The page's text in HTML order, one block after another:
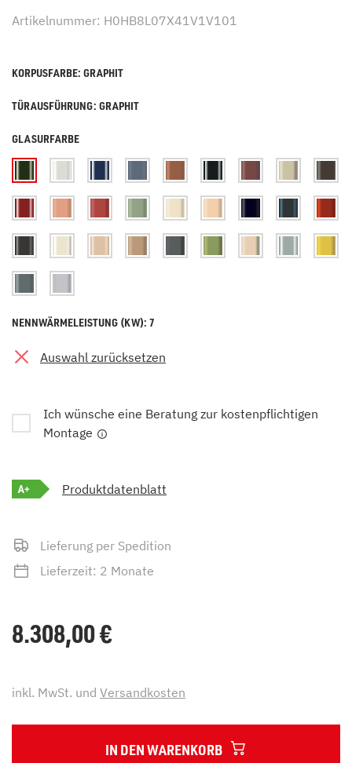
Artikelnummer: H0HB8L07X41V1V101
KORPUSFARBE: GRAPHIT
TÜRAUSFÜHRUNG: GRAPHIT
GLASURFARBE
NENNWÄRMELEISTUNG (KW): 7
Auswahl zurücksetzen
Ich wünsche eine Beratung zur kostenpflichtigen
Montage
A+ Produktdatenblatt
Lieferung per Spedition
Lieferzeit: 2 Monate
8.308,00€
inkl. MwSt. und Versandkosten
IN DEN WARENKORB